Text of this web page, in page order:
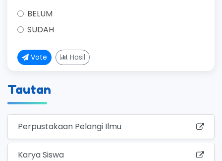
BELUM
SUDAH
Vote Hasil
Tautan
Perpustakaan Pelangi Ilmu
Karya Siswa